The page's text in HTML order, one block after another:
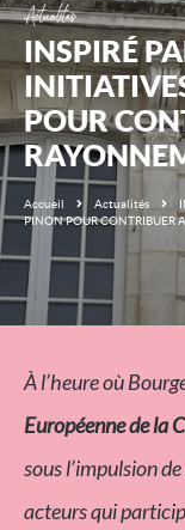
Actualités
INSPIRÉ
POUR
Accueil Actualités
PINON POUR CONTRIBUER
À l’heure où
Européenne de la
sous l’impulsion
acteurs qui